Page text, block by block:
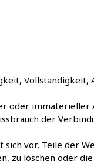
Vollständigkeit,
oder
der
vor, Teile der
zu löschen oder